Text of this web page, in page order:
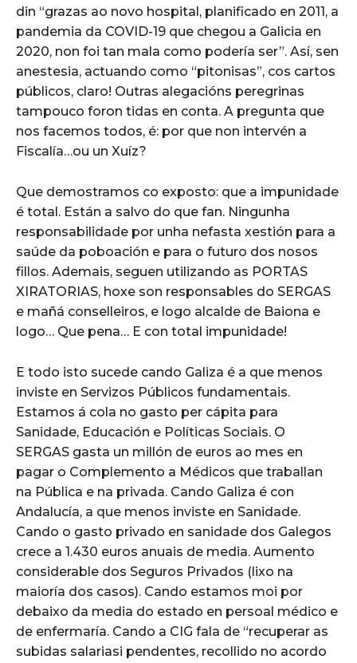
din “grazas ao novo hospital, planificado en 2011, a
pandemia da COVID-19 que chegou a Galicia en
2020, non foi tan mala como podería ser”. Así, sen
anestesia, actuando como “pitonisas”, cos cartos
públicos, claro! Outras alegacións peregrinas
tampouco foron tidas en conta. A pregunta que
nos facemos todos, é: por que non intervén a
Fiscalía…ou un Xuíz?
Que demostramos co exposto: que a impunidade
é total. Están a salvo do que fan. Ningunha
responsabilidade por unha nefasta xestión para a
saúde da poboación e para o futuro dos nosos
fillos. Ademais, seguen utilizando as PORTAS
XIRATORIAS, hoxe son responsables do SERGAS
e mañá conselleiros, e logo alcalde de Baiona e
logo… Que pena… E con total impunidade!
E todo isto sucede cando Galiza é a que menos
inviste en Servizos Públicos fundamentais.
Estamos á cola no gasto per cápita para
Sanidade, Educación e Políticas Sociais. O
SERGAS gasta un millón de euros ao mes en
pagar o Complemento a Médicos que traballan
na Pública e na privada. Cando Galiza é con
Andalucía, a que menos inviste en Sanidade.
Cando o gasto privado en sanidade dos Galegos
crece a 1.430 euros anuais de media. Aumento
considerable dos Seguros Privados (lixo na
maioría dos casos). Cando estamos moi por
debaixo da media do estado en persoal médico e
de enfermaría. Cando a CIG fala de “recuperar as
subidas salariasi pendentes, recollido no acordo